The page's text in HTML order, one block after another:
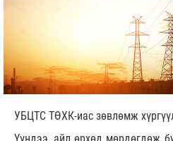
УБЦТС ТӨХК-иас зөвлөмж